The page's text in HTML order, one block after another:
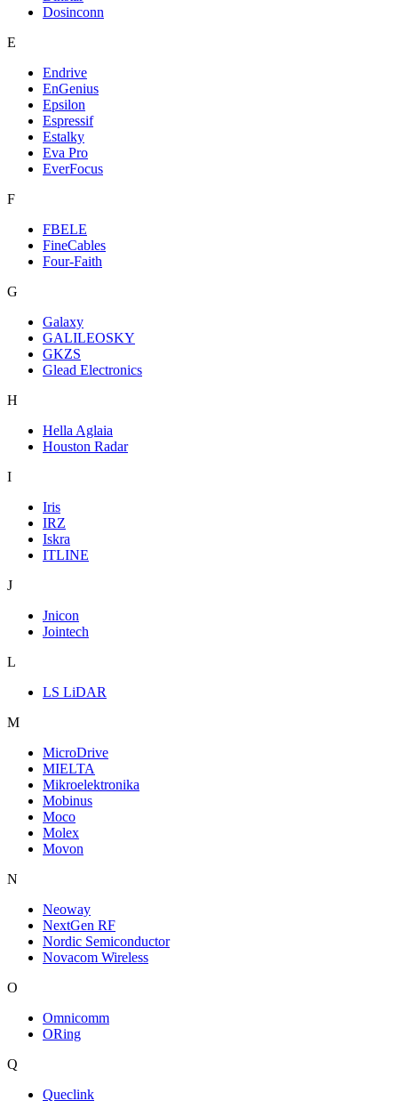
Dosinconn
E
Endrive
EnGenius
Epsilon
Espressif
Estalky
Eva Pro
EverFocus
F
FBELE
FineCables
Four-Faith
G
Galaxy
GALILEOSKY
GKZS
Glead Electronics
H
Hella Aglaia
Houston Radar
I
Iris
IRZ
Iskra
ITLINE
J
Jnicon
Jointech
L
LS LiDAR
M
MicroDrive
MIELTA
Mikroelektronika
Mobinus
Moco
Molex
Movon
N
Neoway
NextGen RF
Nordic Semiconductor
Novacom Wireless
O
Omnicomm
ORing
Q
Queclink